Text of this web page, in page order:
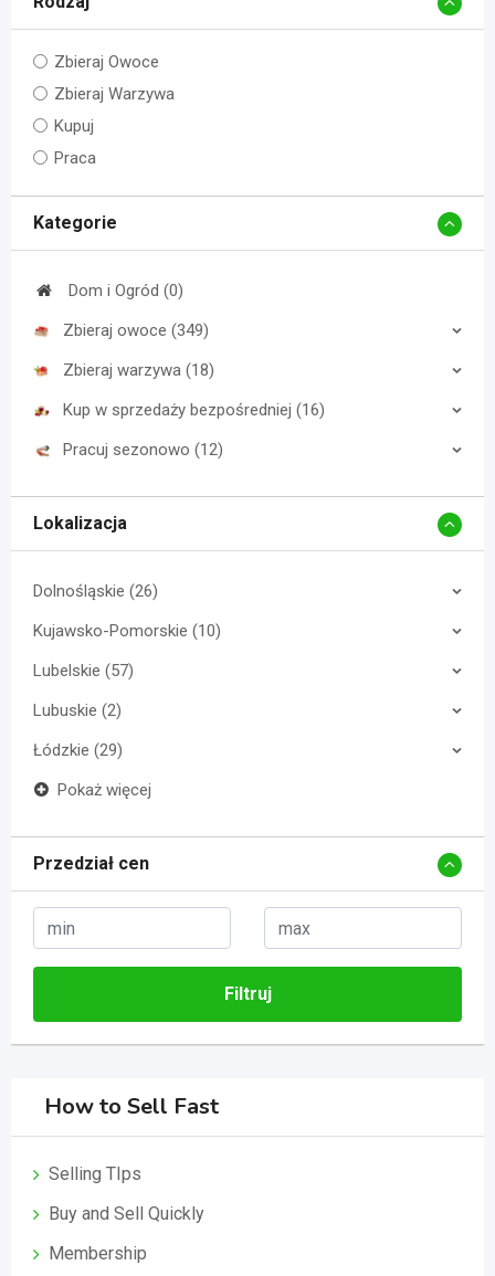
Zbieraj Owoce
Zbieraj Warzywa
Kupuj
Praca
Kategorie
Dom i Ogród (0)
Zbieraj owoce (349)
Zbieraj warzywa (18)
Kup w sprzedaży bezpośredniej (16)
Pracuj sezonowo (12)
Lokalizacja
Dolnośląskie (26)
Kujawsko-Pomorskie (10)
Lubelskie (57)
Lubuskie (2)
Łódzkie (29)
Pokaż więcej
Przedział cen
Filtruj
How to Sell Fast
Selling TIps
Buy and Sell Quickly
Membership